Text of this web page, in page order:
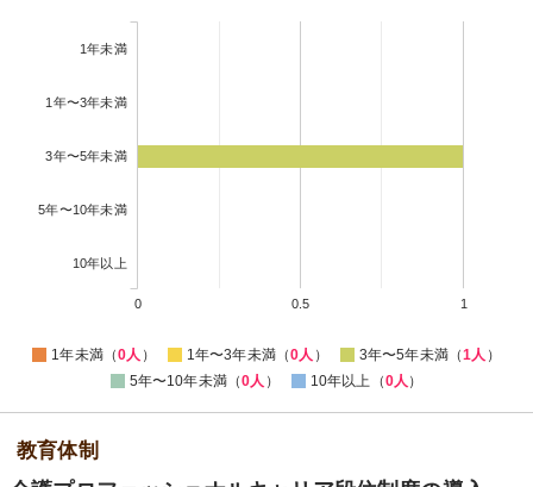
1年未満
1年〜3年未満
3年〜5年未満
5年〜10年未満
10年以上
0 0.5 1
1年未満（0人 ） 1年〜3年未満（0人 ） 3年〜5年未満（1人 ）
5年〜10年未満（0人 ） 10年以上（0人 ）
教育体制